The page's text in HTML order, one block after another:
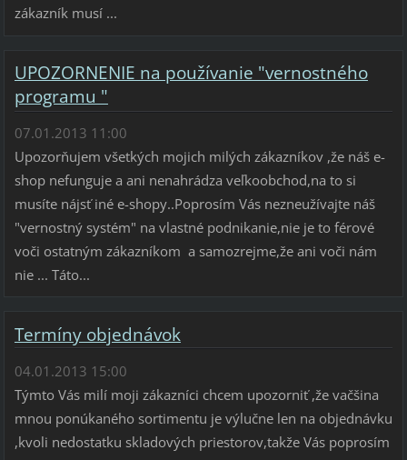
zákazník musí ...
UPOZORNENIE na používanie "vernostného
programu "
07.01.2013 11:00
Upozorňujem všetkých mojich milých zákazníkov ,že náš e-
shop nefunguje a ani nenahrádza veľkoobchod,na to si
musíte nájsť iné e-shopy..Poprosím Vás nezneužívajte náš
"vernostný systém" na vlastné podnikanie,nie je to férové
voči ostatným zákazníkom a samozrejme,že ani voči nám
nie ... Táto...
Termíny objednávok
04.01.2013 15:00
Týmto Vás milí moji zákazníci chcem upozorniť ,že vačšina
mnou ponúkaného sortimentu je výlučne len na objednávku
,kvoli nedostatku skladových priestorov,takže Vás poprosím